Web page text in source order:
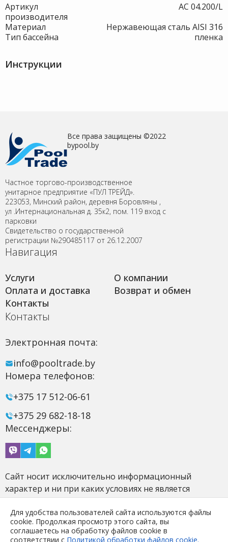
Артикул
производителя
АС 04.200/L
Материал
Нержавеющая сталь AISI 316
Тип бассейна
пленка
Инструкции
Все права защищены ©2022
bypool.by
Частное торгово-производственное
унитарное предприятие «ПУЛ ТРЕЙД».
223053, Минский район, деревня Боровляны ,
ул .Интернациональная д. 35к2, пом. 119 вход с
парковки
Свидетельство о государственной
регистрации №290485117 от 26.12.2007
Политика конфиденциальности
Навигация
Услуги
О компании
Оплата и доставка
Возврат и обмен
Контакты
Контакты
Электронная почта:
info@pooltrade.by
Номера телефонов:
+375 17 512-06-61
+375 29 682-18-18
Мессенджеры:
Сайт носит исключительно информационный
характер и ни при каких условиях не является
публичной офертой.
Для удобства пользователей сайта используются файлы
cookie. Продолжая просмотр этого сайта, вы
соглашаетесь на обработку файлов cookie в
соответствии с Политикой обработки файлов cookie.